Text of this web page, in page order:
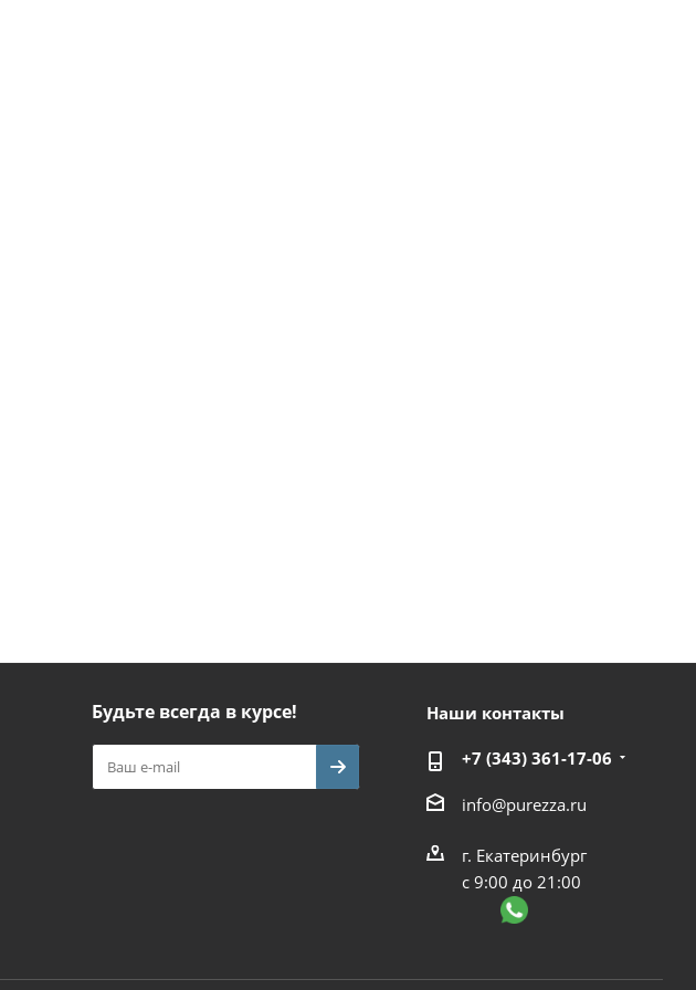
Будьте всегда в курсе! Наши контакты
+7 (343) 361-17-06
info@purezza.ru
г. Екатеринбург
с 9:00 до 21:00